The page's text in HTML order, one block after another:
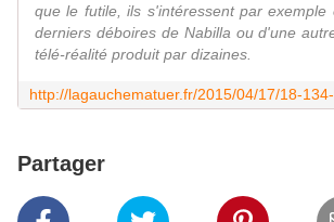
que le futile, ils s'intéressent par exemple
derniers déboires de Nabilla ou d'une
télé-réalité produit par dizaines.
Partager